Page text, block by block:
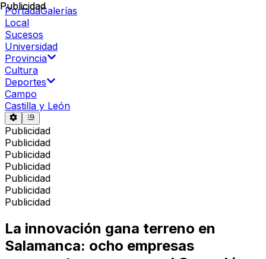
PortadaGalerías
Local
Sucesos
Universidad
Provincia
Cultura
Deportes
Campo
Castilla y León
Publicidad
Publicidad
Publicidad
Publicidad
Publicidad
Publicidad
Publicidad
Publicidad
La innovación gana terreno en
Salamanca: ocho empresas
Publicidad